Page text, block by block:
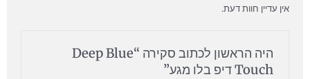
אין עדיין חוות דעת.
היה הראשון לכתוב סקירה “Deep Blue
Touch דיפ בלו מגע”